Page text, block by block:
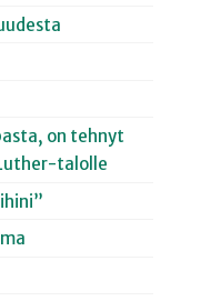
on tehnyt
talolle